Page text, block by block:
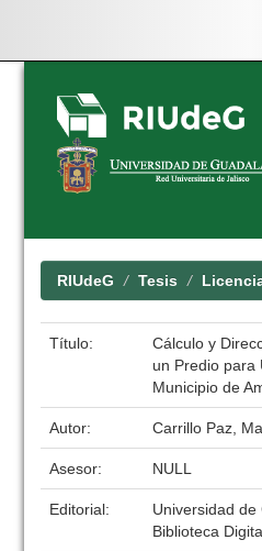
Skip
navigation
RIUdeG Tesis
Título:
Cálculo y
un Predio para
Municipio de
Autor: Carrillo Paz,
Asesor: NULL
Editorial:
Universidad de
Biblioteca